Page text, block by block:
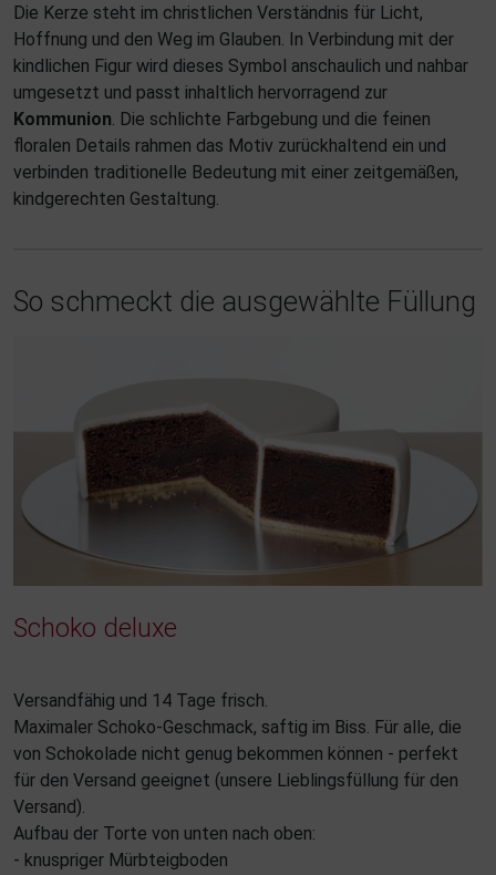
Die Kerze steht im christlichen Verständnis für Licht,
Hoffnung und den Weg im Glauben. In Verbindung mit der
kindlichen Figur wird dieses Symbol anschaulich und nahbar
umgesetzt und passt inhaltlich hervorragend zur
Kommunion . Die schlichte Farbgebung und die feinen
floralen Details rahmen das Motiv zurückhaltend ein und
verbinden traditionelle Bedeutung mit einer zeitgemäßen,
kindgerechten Gestaltung.
So schmeckt die ausgewählte Füllung
Schoko deluxe
Versandfähig und 14 Tage frisch.
Maximaler Schoko-Geschmack, saftig im Biss. Für alle, die
von Schokolade nicht genug bekommen können - perfekt
für den Versand geeignet (unsere Lieblingsfüllung für den
Versand).
Aufbau der Torte von unten nach oben:
- knuspriger Mürbteigboden